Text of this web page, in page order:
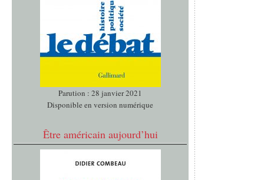
Parution : 28 janvier 2021
Disponible en version numérique
Être américain aujourd’hui